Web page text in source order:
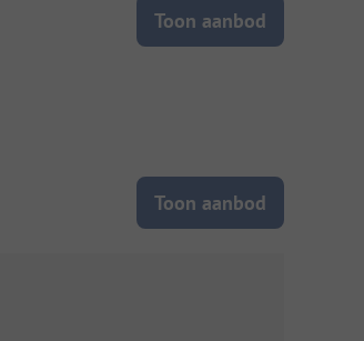
Toon aanbod
Toon aanbod